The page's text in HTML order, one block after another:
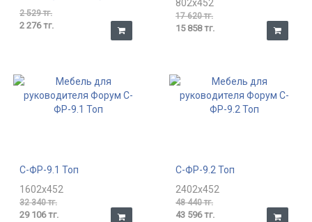
2 529 тг.
2 276 тг.
802x452
17 620 тг.
15 858 тг.
С-ФР-9.1 Топ
1602x452
32 340 тг.
29 106 тг.
С-ФР-9.2 Топ
2402x452
48 440 тг.
43 596 тг.